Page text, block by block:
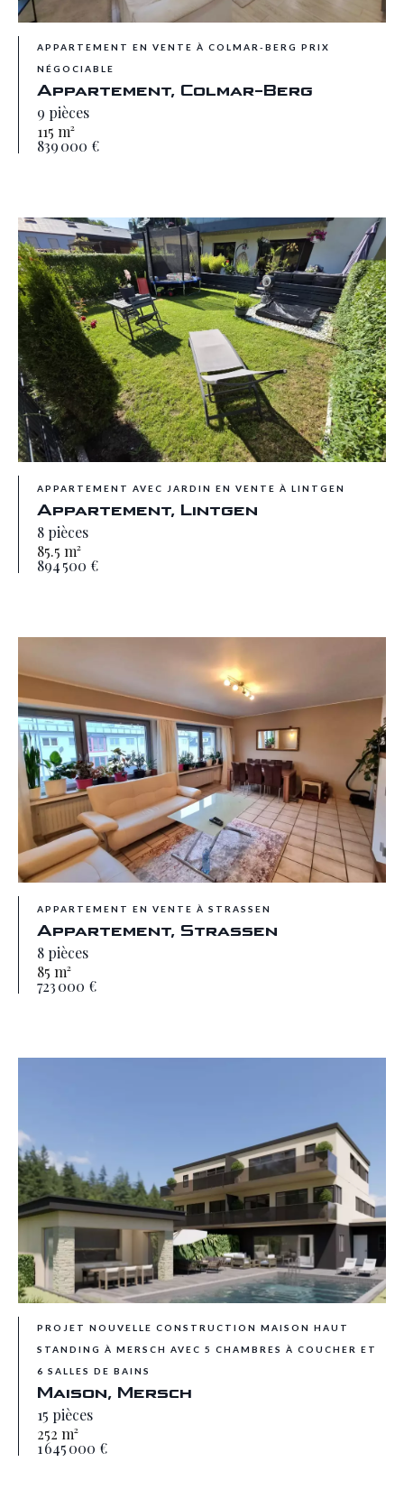
APPARTEMENT EN VENTE À COLMAR-BERG PRIX
NÉGOCIABLE
Appartement, Colmar-Berg
9 pièces
115 m²
839 000 €
APPARTEMENT AVEC JARDIN EN VENTE À LINTGEN
Appartement, Lintgen
8 pièces
85.5 m²
894 500 €
APPARTEMENT EN VENTE À STRASSEN
Appartement, Strassen
8 pièces
85 m²
723 000 €
PROJET NOUVELLE CONSTRUCTION MAISON HAUT
STANDING À MERSCH AVEC 5 CHAMBRES À COUCHER ET
6 SALLES DE BAINS
Maison, Mersch
15 pièces
252 m²
1 645 000 €